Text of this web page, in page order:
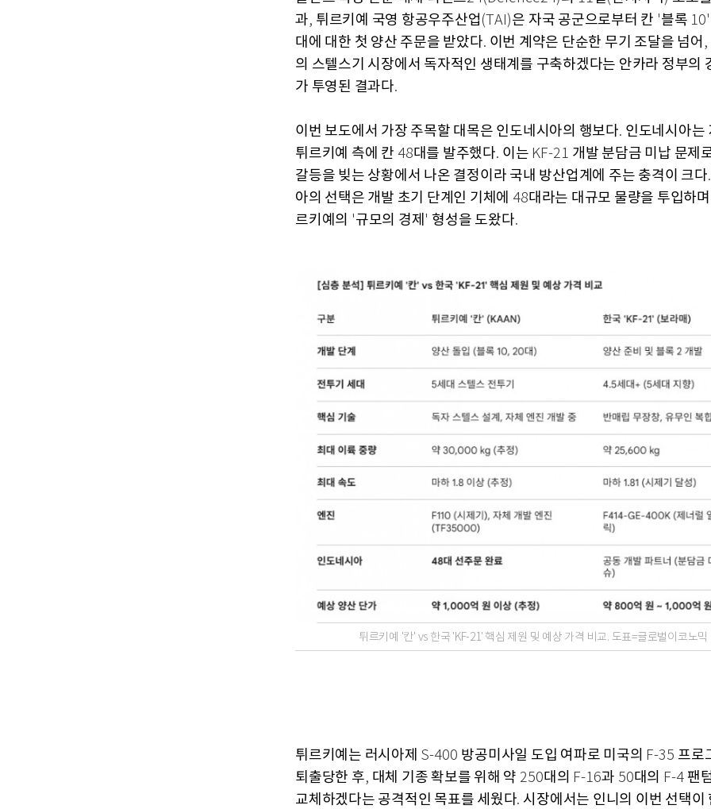
과, 튀르키예 국영 항공우주산업 (TAI)은 자국 공군으로부터 칸 '블록 10'
대에 대한 첫 양산 주문을 받았다. 이번 계약은 단순한 무기 조달을 넘어 ,
의 스텔스기 시장에서 독자적인 생태계를 구축하겠다는 안카라 정부의
가 투영된 결과다.
이번 보도에서 가장 주목할 대목은 인도네시아의 행보다. 인도네시아는
튀르키예 측에 칸 48대를 발주했다. 이는 KF-21 개발 분담금 미납 문제
갈등을 빚는 상황에서 나온 결정이라 국내 방산업계에 주는 충격이 크다.
아의 선택은 개발 초기 단계인 기체에 48대라는 대규모 물량을 투입하
르키예의 '규모의 경제 ' 형성을 도왔다.
튀르키예 '칸' vs 한국 'KF-21' 핵심 제원 및 예상 가격 비교. 도표=글로벌이코노믹
튀르키예는 러시아제 S-400 방공미사일 도입 여파로 미국의 F-35 프로
퇴출당한 후, 대체 기종 확보를 위해 약 250대의 F-16과 50대의 F-4 팬
교체하겠다는 공격적인 목표를 세웠다.시장에서는 인니의 이번 선택이